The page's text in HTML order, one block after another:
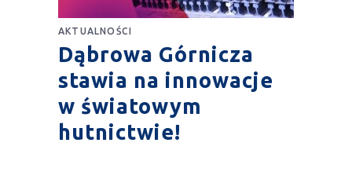
AKTUALNOŚCI
Dąbrowa Górnicza
stawia na innowacje
w światowym
hutnictwie!